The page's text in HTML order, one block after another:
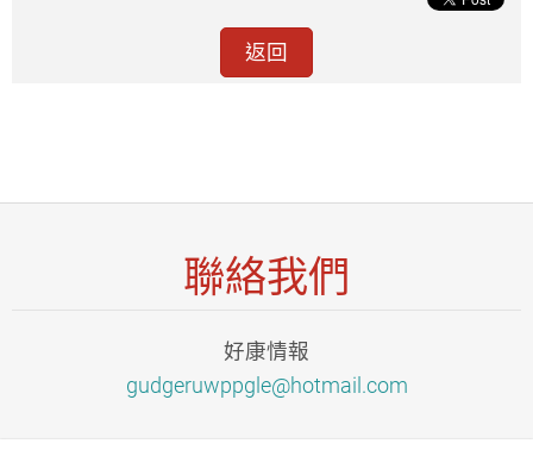
返回
聯絡我們
好康情報
gudgeruwppgle@hotmail.com